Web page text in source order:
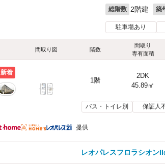
総階数 2階建 築
駐車場あり
間取り図 階数
間取り
専有面積
新着
1階
2DK
45.89㎡
バス・トイレ別 保証人
提供
レオパレスフロラシオン